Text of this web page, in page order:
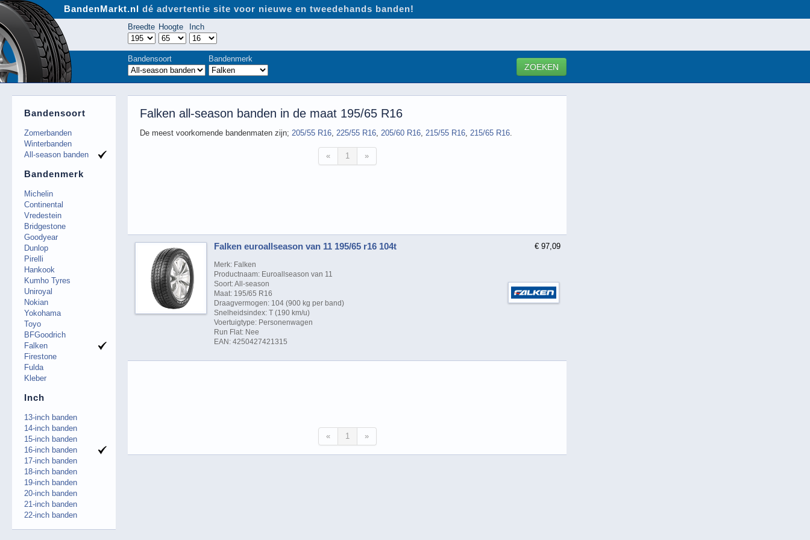
Falken all-season banden in de maat 195/65 R16
De meest voorkomende bandenmaten zijn; 205/55 R16 225/55 R16 205/60 R16 215/55 R16 215/65 R16
« 1 »
Falken euroallseason van 11 195/65 r16 104t
Merk: Falken
Productnaam: Euroallseason van 11
Soort: All-season
Maat: 195/65 R16
Draagvermogen: 104 (900 kg per band)
Snelheidsindex: T (190 km/u)
Voertuigtype: Personenwagen
Run Flat: Nee
EAN: 4250427421315
€ 97,09
« 1 »
Bandensoort
Zomerbanden
Winterbanden
All-season banden
Bandenmerk
Michelin
Continental
Vredestein
Bridgestone
Goodyear
Dunlop
Pirelli
Hankook
Kumho Tyres
Uniroyal
Nokian
Yokohama
Toyo
BFGoodrich
Falken
Firestone
Fulda
Kleber
Inch
13-inch banden
14-inch banden
15-inch banden
16-inch banden
17-inch banden
18-inch banden
19-inch banden
20-inch banden
21-inch banden
22-inch banden
BandenMarkt.nl dé advertentie site voor nieuwe en tweedehands banden!
Breedte Hoogte Inch
Bandensoort Bandenmerk
ZOEKEN